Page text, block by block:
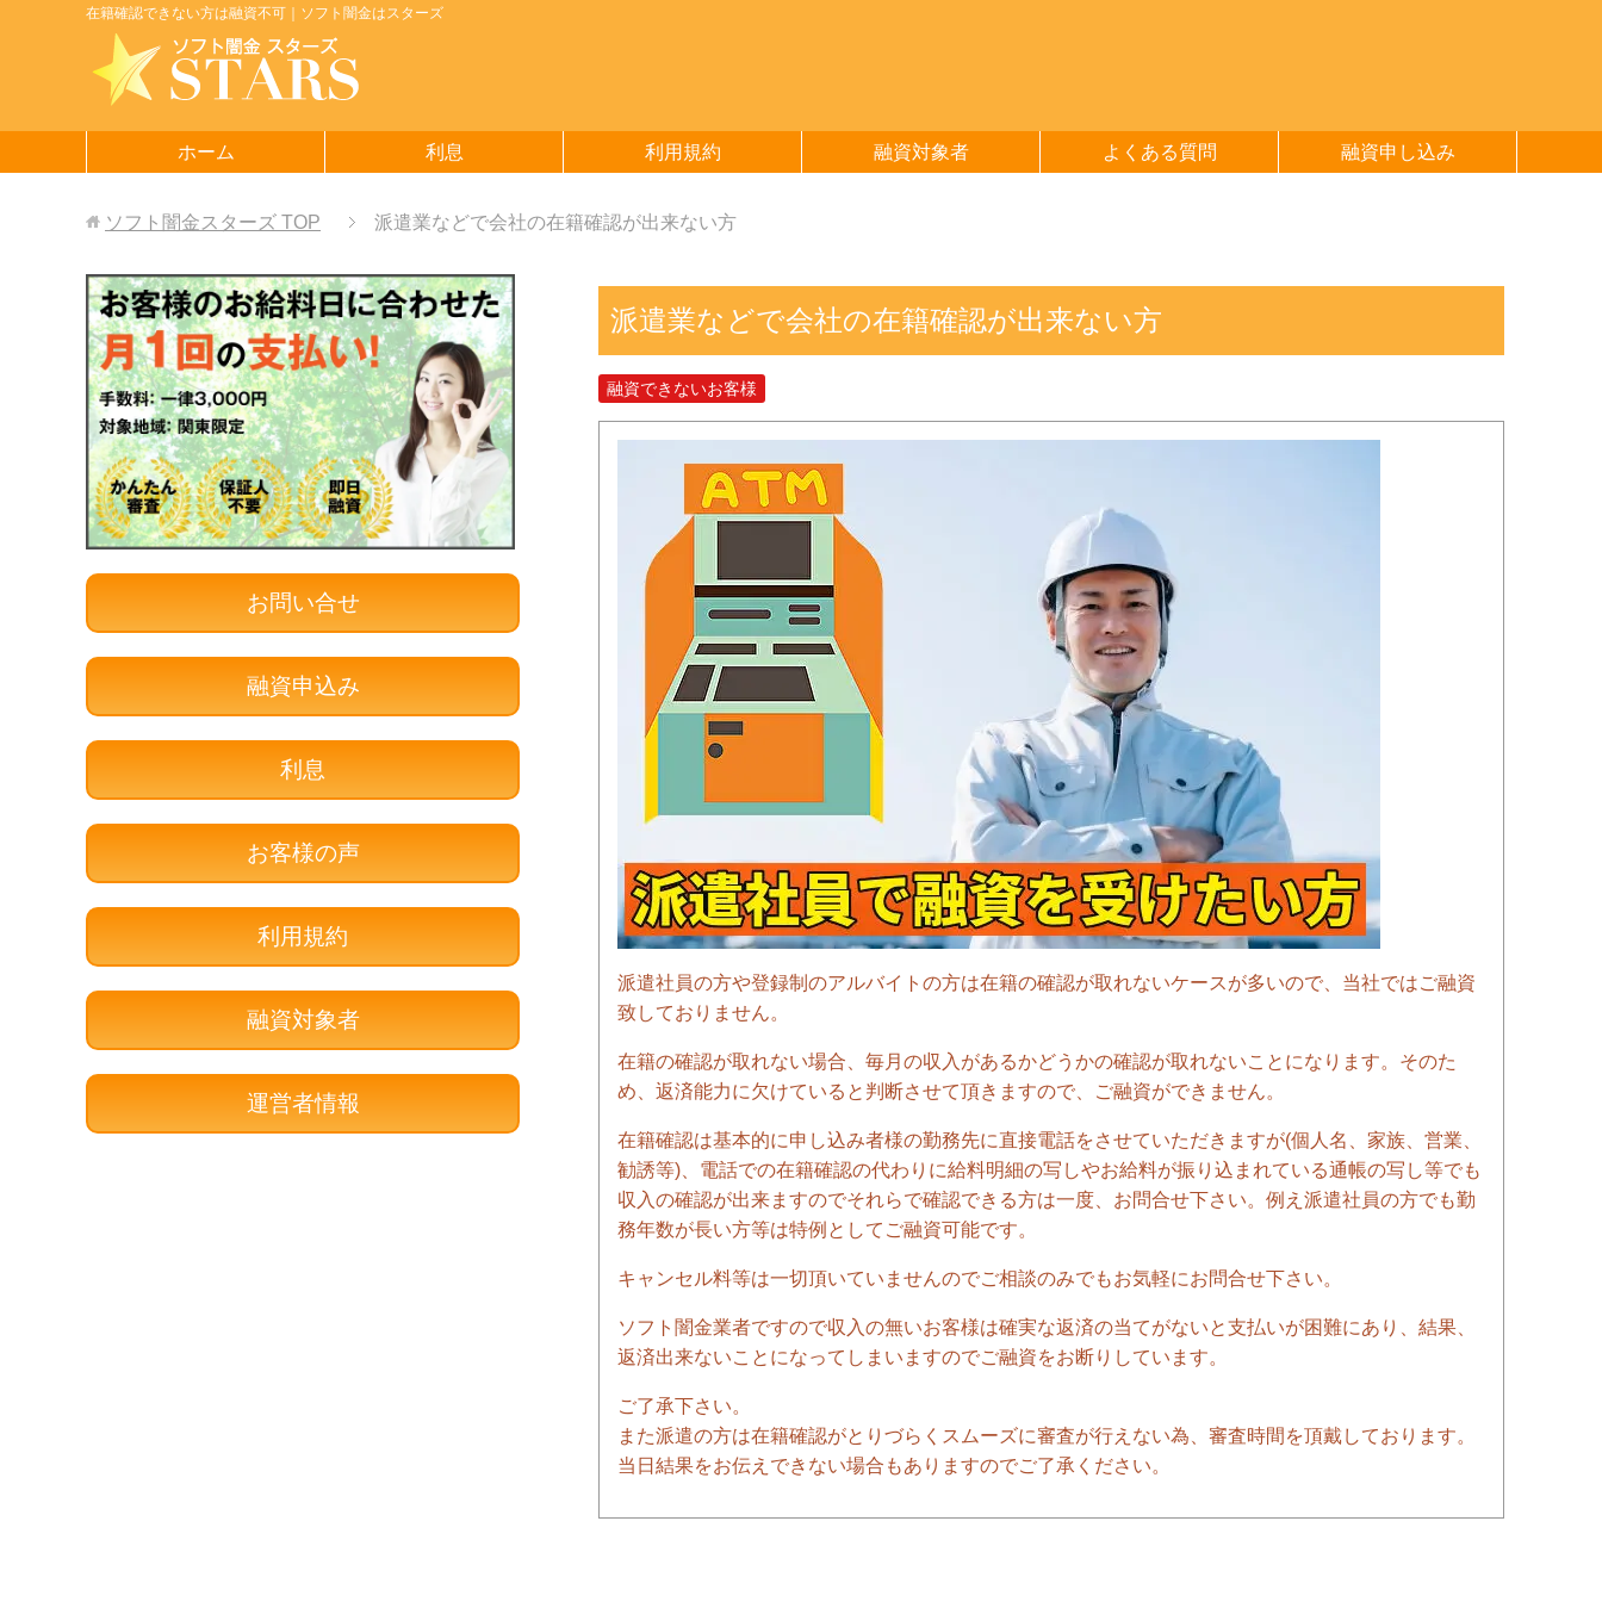
在籍確認できない方は融資不可｜ソフト闇金はスターズ
ホーム 利息 利用規約 融資対象者 よくある質問 融資申し込み
ソフト闇金スターズ TOP 派遣業などで会社の在籍確認が出来ない方
派遣業などで会社の在籍確認が出来ない方
融資できないお客様
派遣社員の方や登録制のアルバイトの方は在籍の確認が取れないケースが多いので、当社ではご融資
致しておりません。
在籍の確認が取れない場合、毎月の収入があるかどうかの確認が取れないことになります。そのた
め、返済能力に欠けていると判断させて頂きますので、ご融資ができません。
在籍確認は基本的に申し込み者様の勤務先に直接電話をさせていただきますが(個人名、家族、営業、
勧誘等)、電話での在籍確認の代わりに給料明細の写しやお給料が振り込まれている通帳の写し等でも
収入の確認が出来ますのでそれらで確認できる方は一度、お問合せ下さい。例え派遣社員の方でも勤
務年数が長い方等は特例としてご融資可能です。
キャンセル料等は一切頂いていませんのでご相談のみでもお気軽にお問合せ下さい。
ソフト闇金業者ですので収入の無いお客様は確実な返済の当てがないと支払いが困難にあり、結果、
返済出来ないことになってしまいますのでご融資をお断りしています。
ご了承下さい。
また派遣の方は在籍確認がとりづらくスムーズに審査が行えない為、審査時間を頂戴しております。
当日結果をお伝えできない場合もありますのでご了承ください。
お問い合せ
融資申込み
利息
お客様の声
利用規約
融資対象者
運営者情報